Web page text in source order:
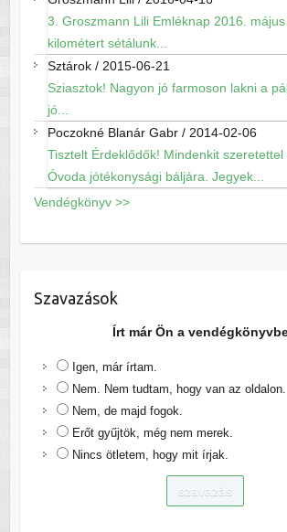
3. Groszmann Lili Emléknap 2016.
kilométert sétálunk...
Sztárok/ 2015-06-21
Sziasztok! Nagyon jó farmoson lakni a
jó...
Poczokné Blanár Gabr/ 2014-02-06
Tisztelt Érdeklődők! Mindenkit
Óvoda jótékonysági báljára. Jegyek...
Vendégkönyv >>
Szavazások
Írt már Ön a
Igen, már írtam.
Nem. Nem tudtam, hogy van az oldalon.
Nem, de majd fogok.
Erőt gyűjtök, még nem merek.
Nincs ötletem, hogy mit írjak.